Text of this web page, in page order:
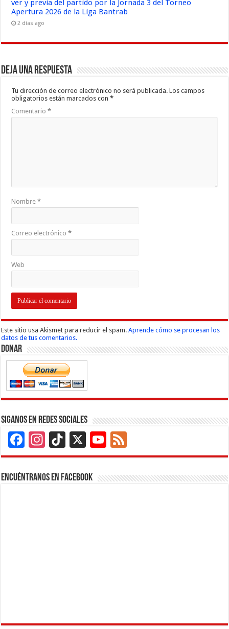
ver y previa del partido por la Jornada 3 del Torneo
Apertura 2026 de la Liga Bantrab
2 días ago
Deja una respuesta
Tu dirección de correo electrónico no será publicada. Los campos
obligatorios están marcados con*
Comentario*
Nombre*
Correo electrónico*
Web
Este sitio usa Akismet para reducir el spam.Aprende cómo se procesan los
datos de tus comentarios.
Donar
Siganos en Redes Sociales
Facebook
Instagram
TikTok
X
YouTube
Channel
Encuéntranos en Facebook